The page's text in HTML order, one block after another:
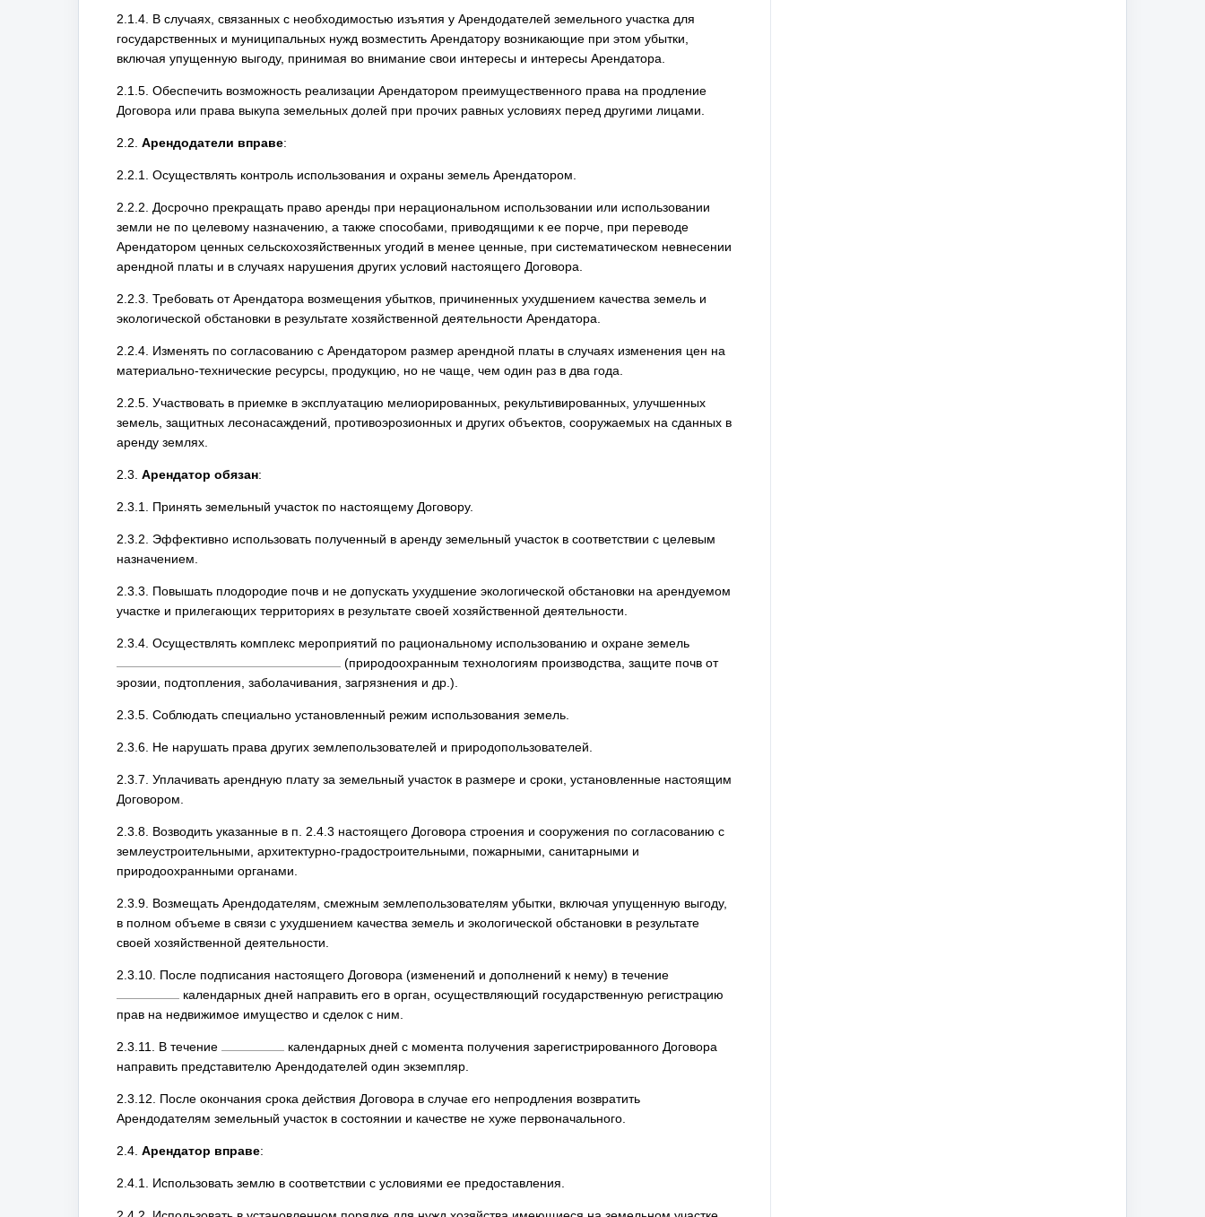
2.1.4. В случаях, связанных с необходимостью изъятия у Арендодателей земельного участка для
государственных и муниципальных нужд возместить Арендатору возникающие при этом убытки,
включая упущенную выгоду, принимая во внимание свои интересы и интересы Арендатора.
2.1.5. Обеспечить возможность реализации Арендатором преимущественного права на продление
Договора или права выкупа земельных долей при прочих равных условиях перед другими лицами.
2.2. Арендодатели вправе:
2.2.1. Осуществлять контроль использования и охраны земель Арендатором.
2.2.2. Досрочно прекращать право аренды при нерациональном использовании или использовании
земли не по целевому назначению, а также способами, приводящими к ее порче, при переводе
Арендатором ценных сельскохозяйственных угодий в менее ценные, при систематическом невнесении
арендной платы и в случаях нарушения других условий настоящего Договора.
2.2.3. Требовать от Арендатора возмещения убытков, причиненных ухудшением качества земель и
экологической обстановки в результате хозяйственной деятельности Арендатора.
2.2.4. Изменять по согласованию с Арендатором размер арендной платы в случаях изменения цен на
материально-технические ресурсы, продукцию, но не чаще, чем один раз в два года.
2.2.5. Участвовать в приемке в эксплуатацию мелиорированных, рекультивированных, улучшенных
земель, защитных лесонасаждений, противоэрозионных и других объектов, сооружаемых на сданных в
аренду землях.
2.3. Арендатор обязан:
2.3.1. Принять земельный участок по настоящему Договору.
2.3.2. Эффективно использовать полученный в аренду земельный участок в соответствии с целевым
назначением.
2.3.3. Повышать плодородие почв и не допускать ухудшение экологической обстановки на арендуемом
участке и прилегающих территориях в результате своей хозяйственной деятельности.
2.3.4. Осуществлять комплекс мероприятий по рациональному использованию и охране земель
(природоохранным технологиям производства, защите почв от
эрозии, подтопления, заболачивания, загрязнения и др.).
2.3.5. Соблюдать специально установленный режим использования земель.
2.3.6. Не нарушать права других землепользователей и природопользователей.
2.3.7. Уплачивать арендную плату за земельный участок в размере и сроки, установленные настоящим
Договором.
2.3.8. Возводить указанные в п. 2.4.3 настоящего Договора строения и сооружения по согласованию с
землеустроительными, архитектурно-градостроительными, пожарными, санитарными и
природоохранными органами.
2.3.9. Возмещать Арендодателям, смежным землепользователям убытки, включая упущенную выгоду,
в полном объеме в связи с ухудшением качества земель и экологической обстановки в результате
своей хозяйственной деятельности.
2.3.10. После подписания настоящего Договора (изменений и дополнений к нему) в течение
календарных дней направить его в орган, осуществляющий государственную регистрацию
прав на недвижимое имущество и сделок с ним.
2.3.11. В течение
календарных дней с момента получения зарегистрированного Договора
направить представителю Арендодателей один экземпляр.
2.3.12. После окончания срока действия Договора в случае его непродления возвратить
Арендодателям земельный участок в состоянии и качестве не хуже первоначального.
2.4. Арендатор вправе:
2.4.1. Использовать землю в соответствии с условиями ее предоставления.